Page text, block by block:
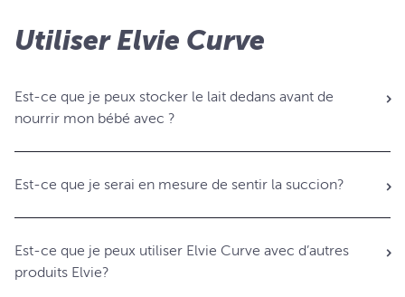
Utiliser Elvie Curve
Est-ce que je peux stocker le lait dedans avant de
nourrir mon bébé avec ?
Est-ce que je serai en mesure de sentir la succion?
Est-ce que je peux utiliser Elvie Curve avec d’autres
produits Elvie?